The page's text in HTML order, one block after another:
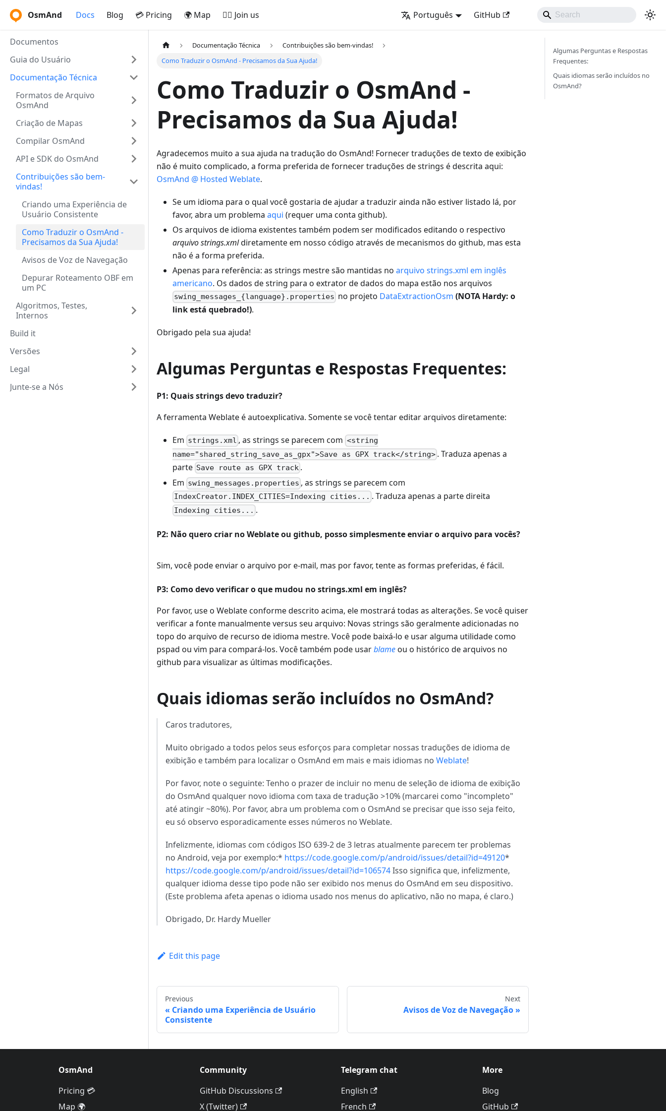
OsmAnd Docs Blog 💳 Pricing 🌍 Map 🚵‍♂️ Join us Português GitHub
Documentos
Guia do Usuário
Documentação Técnica
Formatos de Arquivo
OsmAnd
Criação de Mapas
Compilar OsmAnd
API e SDK do OsmAnd
Contribuições são bem-
vindas!
Criando uma Experiência de
Usuário Consistente
Como Traduzir o OsmAnd -
Precisamos da Sua Ajuda!
Avisos de Voz de Navegação
Depurar Roteamento OBF em
um PC
Algoritmos, Testes,
Internos
Build it
Versões
Legal
Junte-se a Nós
Documentação Técnica
Contribuições são bem-vindas!
Como Traduzir o OsmAnd - Precisamos da Sua Ajuda!
Como Traduzir o OsmAnd -
Precisamos da Sua Ajuda!
Agradecemos muito a sua ajuda na tradução do OsmAnd! Fornecer traduções de texto de exibição
não é muito complicado, a forma preferida de fornecer traduções de strings é descrita aqui:
OsmAnd @ Hosted Weblate.
Se um idioma para o qual você gostaria de ajudar a traduzir ainda não estiver listado lá, por
favor, abra um problema aqui (requer uma conta github).
Os arquivos de idioma existentes também podem ser modificados editando o respectivo
arquivo strings.xmldiretamente em nosso código através de mecanismos do github, mas esta
não é a forma preferida.
Apenas para referência: as strings mestre são mantidas no arquivo strings.xml em inglês
americano. Os dados de string para o extrator de dados do mapa estão nos arquivos
swing_messages_{language}.properties no projeto DataExtractionOsm (NOTA Hardy: o
link está quebrado!).
Obrigado pela sua ajuda!
Algumas Perguntas e Respostas Frequentes:
P1: Quais strings devo traduzir?
A ferramenta Weblate é autoexplicativa. Somente se você tentar editar arquivos diretamente:
Em strings.xml , as strings se parecem com <string
name="shared_string_save_as_gpx">Save as GPX track</string> . Traduza apenas a
parte Save route as GPX track .
Em swing_messages.properties , as strings se parecem com
IndexCreator.INDEX_CITIES=Indexing cities... . Traduza apenas a parte direita
Indexing cities... .
P2: Não quero criar no Weblate ou github, posso simplesmente enviar o arquivo para vocês?
Sim, você pode enviar o arquivo por e-mail, mas por favor, tente as formas preferidas, é fácil.
P3: Como devo verificar o que mudou nostrings.xml em inglês?
Por favor, use o Weblate conforme descrito acima, ele mostrará todas as alterações. Se você quiser
verificar a fonte manualmente versus seu arquivo: Novas strings são geralmente adicionadas no
topo do arquivo de recurso de idioma mestre. Você pode baixá-lo e usar alguma utilidade como
pspad ou vim para compará-los. Você também pode usarblameou o histórico de arquivos no
github para visualizar as últimas modificações.
Quais idiomas serão incluídos no OsmAnd?
Caros tradutores,
Muito obrigado a todos pelos seus esforços para completar nossas traduções de idioma de
exibição e também para localizar o OsmAnd em mais e mais idiomas no Weblate!
Por favor, note o seguinte: Tenho o prazer de incluir no menu de seleção de idioma de exibição
do OsmAnd qualquer novo idioma com taxa de tradução >10% (marcarei como "incompleto"
até atingir ~80%). Por favor, abra um problema com o OsmAnd se precisar que isso seja feito,
eu só observo esporadicamente esses números no Weblate.
Infelizmente, idiomas com códigos ISO 639-2 de 3 letras atualmente parecem ter problemas
no Android, veja por exemplo:* https://code.google.com/p/android/issues/detail?id=49120*
https://code.google.com/p/android/issues/detail?id=106574Isso significa que, infelizmente,
qualquer idioma desse tipo pode não ser exibido nos menus do OsmAnd em seu dispositivo.
(Este problema afeta apenas o idioma usado nos menus do aplicativo, não no mapa, é claro.)
Obrigado, Dr. Hardy Mueller
Edit this page
Previous
Criando uma Experiência de Usuário
Consistente
Next
Avisos de Voz de Navegação
Algumas Perguntas e Respostas
Frequentes:
Quais idiomas serão incluídos no
OsmAnd?
OsmAnd
Pricing 💳
Map 🌍
Community
GitHub Discussions
X (Twitter)
Telegram chat
English
French
More
Blog
GitHub